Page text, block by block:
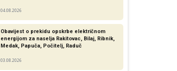
04.08.2026
Obavijest o prekidu opskrbe električnom
energijom za naselja Rakitovac, Bilaj, Ribnik,
Medak, Papuča, Počitelj, Raduč
03.08.2026